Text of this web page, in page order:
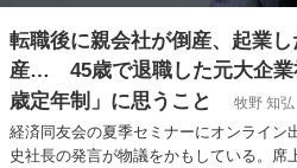
転職後に親会社が倒産、起業
産… 45歳で退職した元大企業
歳定年制」に思うこと
牧野 知弘
経済同友会の夏季セミナーにオンライン
史社長の発言が物議をかもしている。席